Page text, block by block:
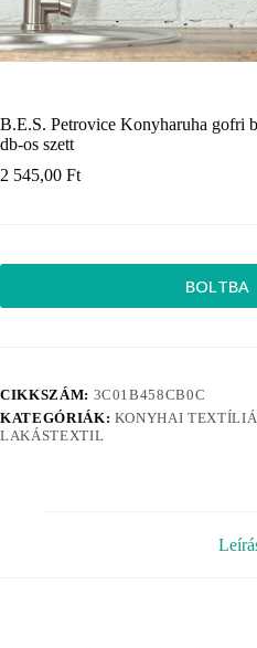
B.E.S. Petrovice Konyharuha gofri
db-os szett
2 545,00 Ft
BOLTBA
CIKKSZÁM: 3C01B458CB0C
KATEGÓRIÁK: KONYHAI
LAKÁSTEXTIL